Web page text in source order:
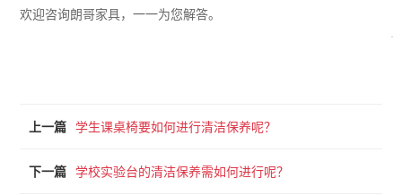
欢迎咨询朗哥家具，一一为您解答。
上一篇 学生课桌椅要如何进行清洁保养呢？
下一篇 学校实验台的清洁保养需如何进行呢？